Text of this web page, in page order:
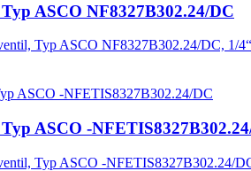
ASCO NF8327B302.24/DC
Typ ASCO NF8327B302.24/DC, 1/
ASCO -
Typ ASCO -NFETIS8327B302.24/